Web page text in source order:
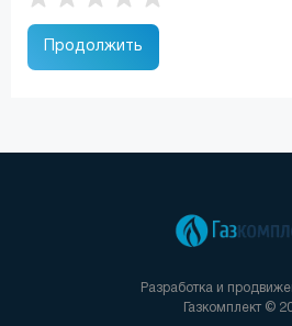
Продолжить
Разработка и
Газкомплект ©